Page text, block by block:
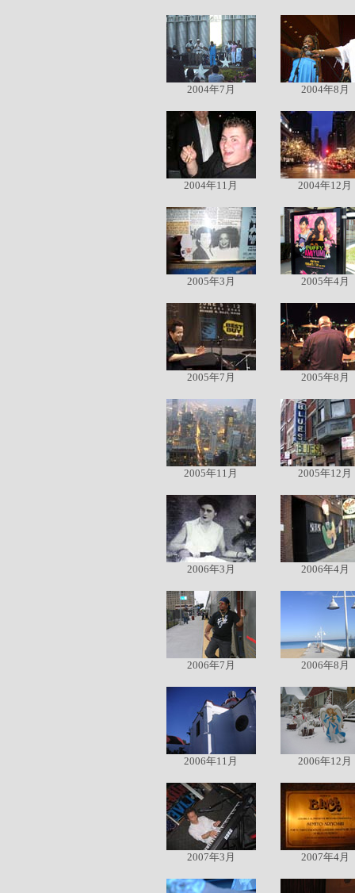
2004年7月 2004年8月
2004年11月 2004年12月
2005年3月 2005年4月
2005年7月 2005年8月
2005年11月 2005年12月
2006年3月 2006年4月
2006年7月 2006年8月
2006年11月 2006年12月
2007年3月 2007年4月